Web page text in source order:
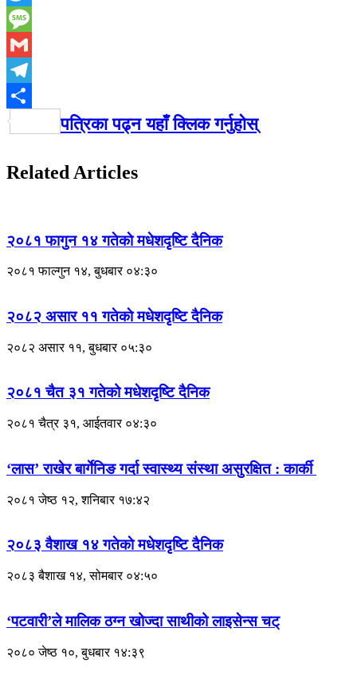
Twitter
Message
Gmail
Telegram
Share
पत्रिका पढ्न यहाँ क्लिक गर्नुहोस्
Related Articles
२०८१ फागुन १४ गतेकाे मधेशदृष्टि दैनिक
२०८१ फाल्गुन १४, बुधबार ०४:३०
२०८२ असार ११ गतेकाे मधेशदृष्टि दैनिक
२०८२ असार ११, बुधबार ०५:३०
२०८१ चैत ३१ गतेको मधेशदृष्टि दैनिक
२०८१ चैत्र ३१, आईतवार ०४:३०
‘लास’ राखेर बार्गेनिङ गर्दा स्वास्थ्य संस्था असुरक्षित : कार्की
२०८१ जेष्ठ १२, शनिबार १७:४२
२०८३ वैशाख १४ गतेकाे मधेशदृष्टि दैनिक
२०८३ बैशाख १४, सोमबार ०४:५०
‘पटवारी’ले मालिक ठग्न खोज्दा साथीको लाइसेन्स चट्
२०८० जेष्ठ १०, बुधबार १४:३९